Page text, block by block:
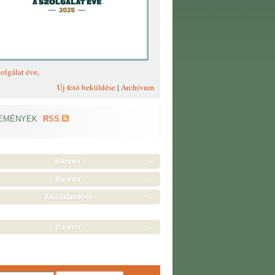
éve,
Új fotó beküldése| Archívum
RSS
Banner
Banner
Aloldalainkról
Banner